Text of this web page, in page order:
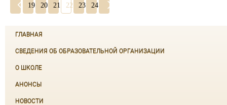
19 20 21 22 23 24
ГЛАВНАЯ
СВЕДЕНИЯ ОБ ОБРАЗОВАТЕЛЬНОЙ ОРГАНИЗАЦИИ
О ШКОЛЕ
АНОНСЫ
НОВОСТИ